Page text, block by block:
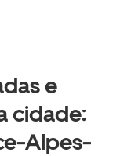
e
cidade:
Alpes-